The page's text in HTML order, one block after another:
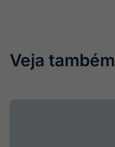
Veja também